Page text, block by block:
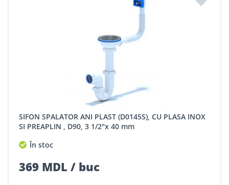
SIFON SPALATOR ANI PLAST (D0145S), CU PLASA INOX
SI PREAPLIN , D90, 3 1/2"x 40 mm
În stoc
369 MDL / buc